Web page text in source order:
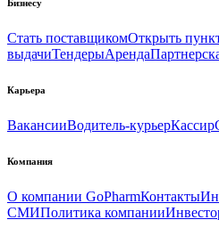
Бизнесу
Стать поставщикомОткрыть
выдачиТендерыАренда
Карьера
ВакансииВодитель-курьерКассир
Компания
О компании GoPharmКонтакты
СМИПолитика компании